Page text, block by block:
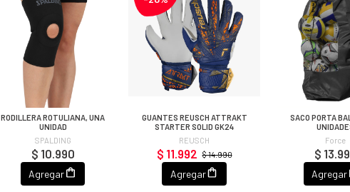
RODILLERA ROTULIANA, UNA
UNIDAD
SPALDING
$ 10.990
Agregar
GUANTES REUSCH ATTRAKT
STARTER SOLID GK24
REUSCH
$ 14.990
$ 11.992
Agregar
SACO PORTA
Force
$
Agregar